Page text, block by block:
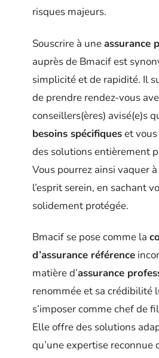
risques majeurs.
Souscrire à uneassurance
auprès de Bmacif est
simplicité et de rapidité. Il
de prendre rendez-vous
conseillers(ères) avisé(e)s
besoins spécifiqueset
des solutions entièrement
Vous pourrez ainsi vaquer
l’esprit serein, en sachant
solidement protégée.
Bmacif se pose comme la
d’assurance référence
matière d’assurance
renommée et sa crédibilité
s’imposer comme chef de
Elle offre des solutions
qu’une expertise reconnue